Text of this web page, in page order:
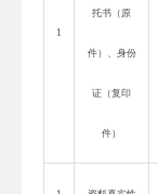
1
托书（原
件）、身份
证（复印
件）